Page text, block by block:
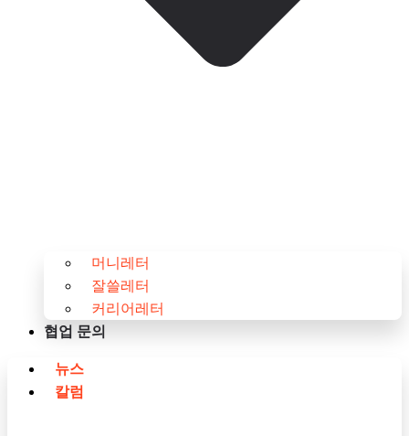
머니레터
잘쓸레터
커리어레터
협업 문의
뉴스
칼럼